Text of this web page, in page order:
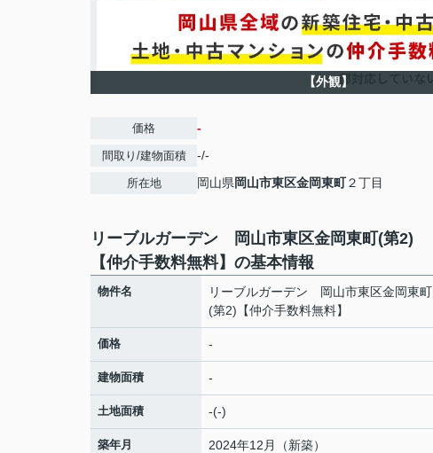
【外観】
価格 -
間取り/建物面積 -/-
所在地 岡山県岡山市東区金岡東町２丁目
リーブルガーデン 岡山市東区金岡東町(第2)
【仲介手数料無料】の基本情報
物件名
リーブルガーデン 岡山市東区金岡東町
(第2)【仲介手数料無料】
価格 -
建物面積 -
土地面積 -(-)
築年月 2024年12月（新築）